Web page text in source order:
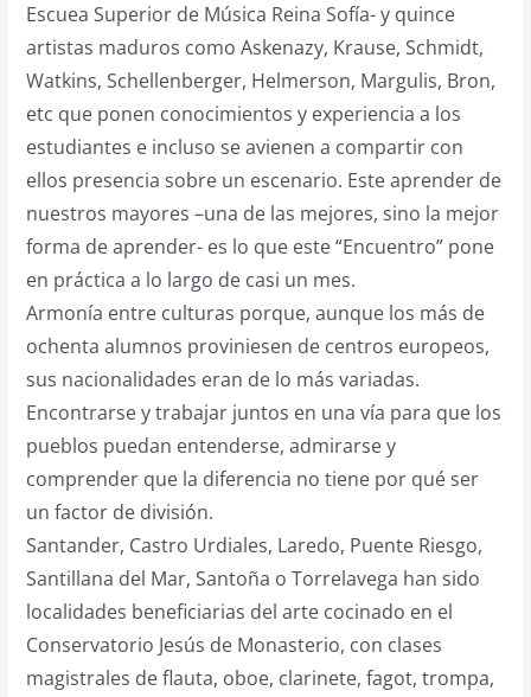
Escuea Superior de Música Reina Sofía- y quince
artistas maduros como Askenazy, Krause, Schmidt,
Watkins, Schellenberger, Helmerson, Margulis, Bron,
etc que ponen conocimientos y experiencia a los
estudiantes e incluso se avienen a compartir con
ellos presencia sobre un escenario. Este aprender de
nuestros mayores –una de las mejores, sino la mejor
forma de aprender- es lo que este “Encuentro” pone
en práctica a lo largo de casi un mes.
Armonía entre culturas porque, aunque los más de
ochenta alumnos proviniesen de centros europeos,
sus nacionalidades eran de lo más variadas.
Encontrarse y trabajar juntos en una vía para que los
pueblos puedan entenderse, admirarse y
comprender que la diferencia no tiene por qué ser
un factor de división.
Santander, Castro Urdiales, Laredo, Puente Riesgo,
Santillana del Mar, Santoña o Torrelavega han sido
localidades beneficiarias del arte cocinado en el
Conservatorio Jesús de Monasterio, con clases
magistrales de flauta, oboe, clarinete, fagot, trompa,